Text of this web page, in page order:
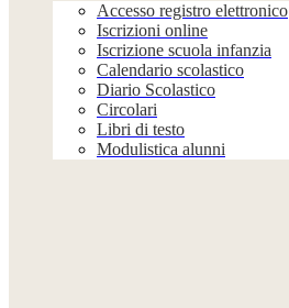
Accesso registro elettronico
Iscrizioni online
Iscrizione scuola infanzia
Calendario scolastico
Diario Scolastico
Circolari
Libri di testo
Modulistica alunni